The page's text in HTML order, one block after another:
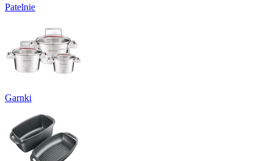
Patelnie
Garnki